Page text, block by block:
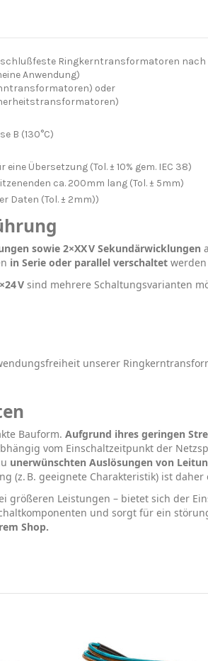
Ringkerntransformatoren nach
Anwendung)
oder
B (130°C)
Übersetzung (Tol. ± 10% gem. IEC 38)
ca. 200mm lang (Tol. ± 5mm)
Daten (Tol. ± 2mm))
sowie 2×XX V Sekundärwicklungen
in Serie oder parallel verschaltetwerden
Vsind mehrere Schaltungsvarianten
unserer
Bauform. Aufgrund ihres geringen
vom Einschaltzeitpunkt der
unerwünschten Auslösungen von
(z. B. geeignete Charakteristik) ist
größeren Leistungen – bietet sich der
und sorgt für ein
Shop.